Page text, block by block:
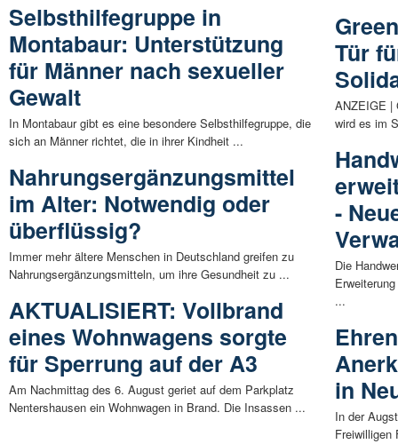
Selbsthilfegruppe in
Montabaur: Unterstützung
für Männer nach sexueller
Gewalt
In Montabaur gibt es eine besondere Selbsthilfegruppe, die
sich an Männer richtet, die in ihrer Kindheit ...
Nahrungsergänzungsmittel
im Alter: Notwendig oder
überflüssig?
Immer mehr ältere Menschen in Deutschland greifen zu
Nahrungsergänzungsmitteln, um ihre Gesundheit zu ...
AKTUALISIERT: Vollbrand
eines Wohnwagens sorgte
für Sperrung auf der A3
Am Nachmittag des 6. August geriet auf dem Parkplatz
Nentershausen ein Wohnwagen in Brand. Die Insassen ...
Tür
ANZEIGE |
wird es im
-
Die
...
in
In der
Freiwilligen